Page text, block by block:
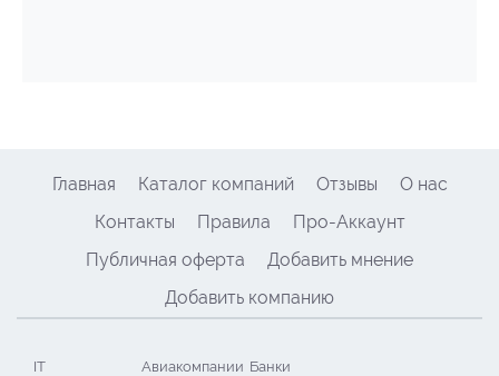
Главная Каталог компаний Отзывы
О нас
Контакты
Правила
Про-Аккаунт
Публичная оферта
Добавить мнение
Добавить компанию
IT Авиакомпании Банки